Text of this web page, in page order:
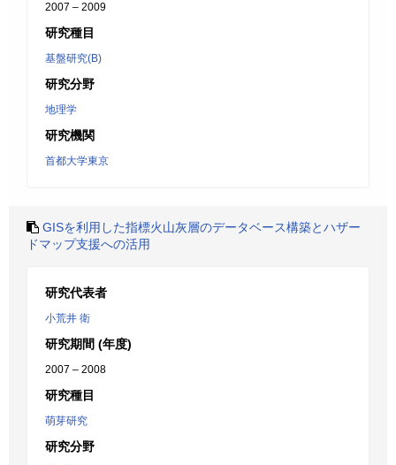
2007 – 2009
研究種目
基盤研究(B)
研究分野
地理学
研究機関
首都大学東京
GISを利用した指標火山灰層のデータベース構築とハザー
ドマップ支援への活用
研究代表者
小荒井 衛
研究期間 (年度)
2007 – 2008
研究種目
萌芽研究
研究分野